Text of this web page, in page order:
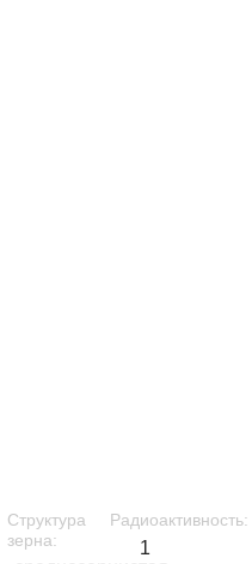
Структура
зерна:
Радиоактивность:
1